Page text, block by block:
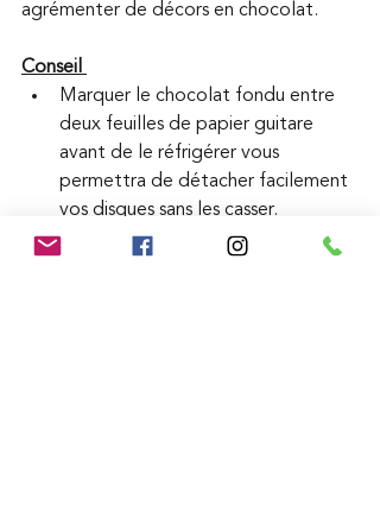
agrémenter de décors en chocolat.
Conseil
Marquer le chocolat fondu entre
deux feuilles de papier guitare
avant de le réfrigérer vous
permettra de détacher facilement
vos disques sans les casser.
Servez ce dessert avec un Maury.